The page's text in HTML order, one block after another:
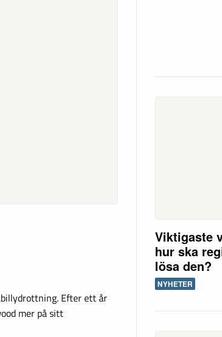
Efter ett år
mer på sitt
Viktigaste
hur ska
lösa den?
NYHETER